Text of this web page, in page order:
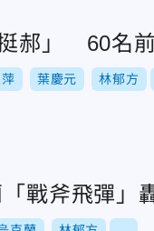
挺郝」 60名
葉慶元 林郁方
戰斧飛彈」